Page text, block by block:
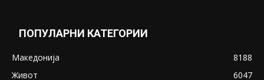
ПОПУЛАРНИ КАТЕГОРИИ
Македонија
8188
Живот
6047